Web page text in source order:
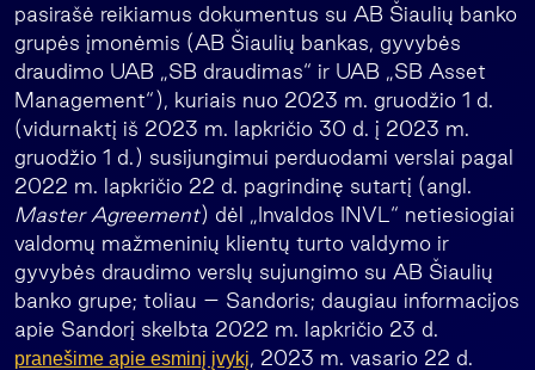
pasirašė reikiamus dokumentus su AB Šiaulių banko
grupės įmonėmis (AB Šiaulių bankas, gyvybės
draudimo UAB „SB draudimas“ ir UAB „SB Asset
Management“), kuriais nuo 2023 m. gruodžio 1 d.
(vidurnaktį iš 2023 m. lapkričio 30 d. į 2023 m.
gruodžio 1 d.) susijungimui perduodami verslai pagal
2022 m. lapkričio 22 d. pagrindinę sutartį (angl.
Master Agreement) dėl „Invaldos INVL“ netiesiogiai
valdomų mažmeninių klientų turto valdymo ir
gyvybės draudimo verslų sujungimo su AB Šiaulių
banko grupe; toliau – Sandoris; daugiau informacijos
apie Sandorį skelbta 2022 m. lapkričio 23 d.
pranešime apie esminį įvykį, 2023 m. vasario 22 d.